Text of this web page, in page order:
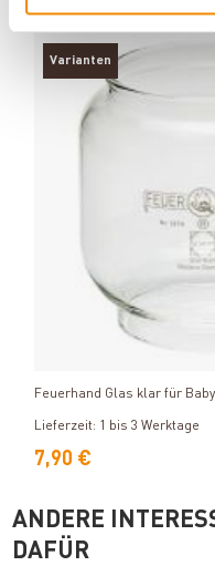
Varianten
Feuerhand Glas klar für
Lieferzeit: 1 bis 3 Werktage
7,90 €
ANDERE
DAFÜR